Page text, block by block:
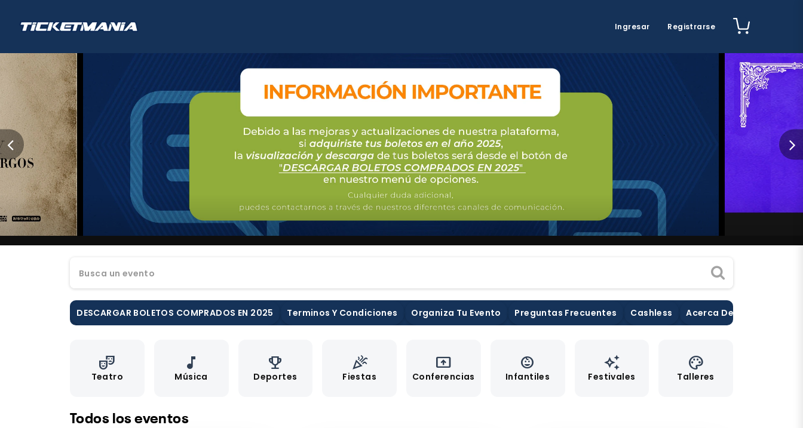
Ingresar Registrarse
Busca un evento
DESCARGAR BOLETOS COMPRADOS EN 2025 Terminos Y Condiciones Organiza Tu Evento Preguntas Frecuentes Cashless Acerca De Nosotros
theater_comedy
Teatro
music_note
Música
emoji_events
Deportes
celebration
Fiestas
present_to_all
Conferencias
child_care
Infantiles
auto_awesome
Festivales
palette
Talleres
Todos los eventos